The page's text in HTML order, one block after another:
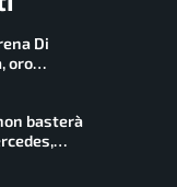
Di
oro
di
basterà